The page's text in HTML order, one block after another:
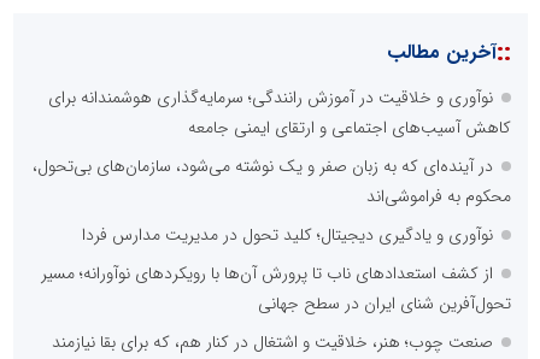
::آخرین مطالب
نوآوری و خلاقیت در آموزش رانندگی؛ سرمایه‌گذاری هوشمندانه برای
کاهش آسیب‌های اجتماعی و ارتقای ایمنی جامعه
در آینده‌ای که به زبان صفر و یک نوشته می‌شود، سازمان‌های بی‌تحول،
محکوم به فراموشی‌اند
نوآوری و یادگیری دیجیتال؛ کلید تحول در مدیریت مدارس فردا
از کشف استعدادهای ناب تا پرورش آن‌ها با رویکردهای نوآورانه؛ مسیر
تحول‌آفرین شنای ایران در سطح جهانی
صنعت چوب؛ هنر، خلاقیت و اشتغال در کنار هم، که برای بقا نیازمند